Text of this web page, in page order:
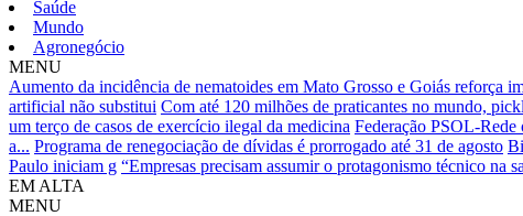
Saúde
Mundo
Agronegócio
MENU
Aumento da incidência de nematoides em Mato Grosso e Goiás reforça
artificial não substitui Com até 120 milhões de praticantes no mundo,
um terço de casos de exercício ilegal da medicina Federação PSOL-
a... Programa de renegociação de dívidas é prorrogado até 31 de agosto
Paulo iniciam g “Empresas precisam assumir o protagonismo técnico na
EM ALTA
MENU